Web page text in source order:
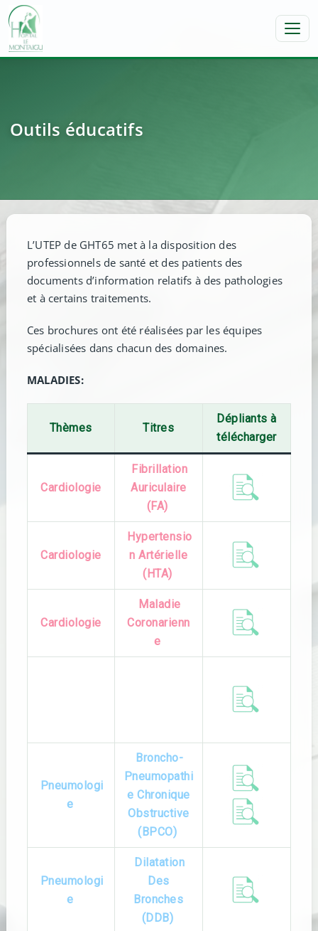
Outils éducatifs
L’UTEP de GHT65 met à la disposition des
professionnels de santé et des patients des
documents d’information relatifs à des pathologies
et à certains traitements.
Ces brochures ont été réalisées par les équipes
spécialisées dans chacun des domaines.
MALADIES:
Thèmes Titres
Dépliants à
télécharger
Cardiologie
Fibrillation
Auriculaire
(FA)
Cardiologie
Hypertensio
n Artérielle
(HTA)
Cardiologie
Maladie
Coronarienn
e
Pneumologi
e
Broncho-
Pneumopathi
e Chronique
Obstructive
(BPCO)
Pneumologi
e
Dilatation
Des
Bronches
(DDB)